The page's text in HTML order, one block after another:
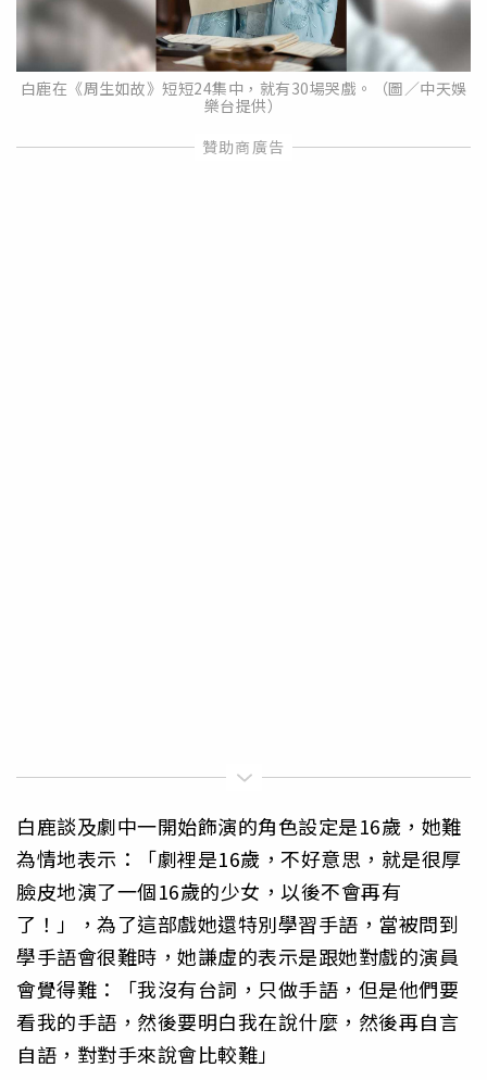
白鹿在《周生如故》短短24集中，就有30場哭戲。（圖／中天娛
樂台提供）
白鹿談及劇中一開始飾演的角色設定是16歲，她難
為情地表示：「劇裡是16歲，不好意思，就是很厚
臉皮地演了一個16歲的少女，以後不會再有
了！」，為了這部戲她還特別學習手語，當被問到
學手語會很難時，她謙虛的表示是跟她對戲的演員
會覺得難：「我沒有台詞，只做手語，但是他們要
看我的手語，然後要明白我在說什麼，然後再自言
自語，對對手來說會比較難」